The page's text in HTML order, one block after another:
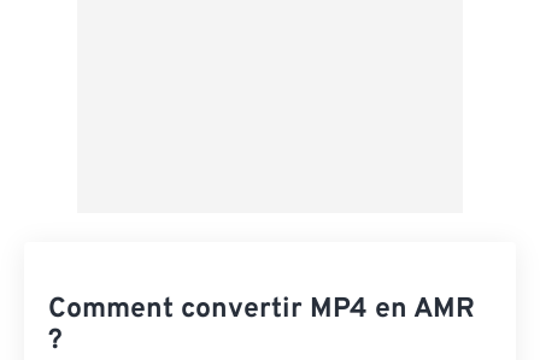
Comment convertir MP4 en AMR
?